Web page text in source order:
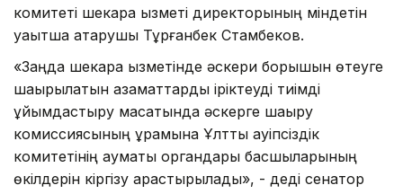
комитеті шекара қызметі директорының міндетін
уақытша атқарушы Тұрғанбек Стамбеков.
«Заңда шекара қызметінде әскери борышын өтеуге
шақырылатын азаматтарды іріктеуді тиімді
ұйымдастыру мақсатында әскерге шақыру
комиссиясының құрамына Ұлттық қауіпсіздік
комитетінің аумақтық органдары басшыларының
өкілдерін кіргізу қарастырылады», - деді сенатор